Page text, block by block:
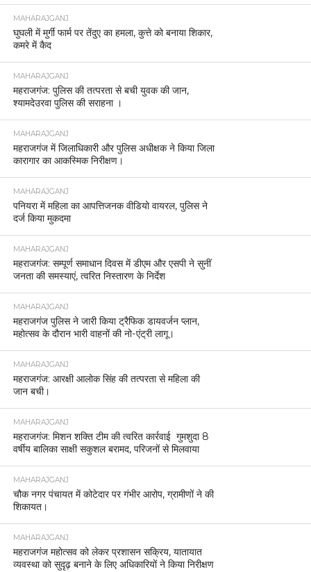
MAHARAJGANJ
घुघली में मुर्गी फार्म पर तेंदुए का हमला, कुत्ते को बनाया शिकार,
कमरे में कैद
MAHARAJGANJ
महराजगंज: पुलिस की तत्परता से बची युवक की जान,
श्यामदेउरवा पुलिस की सराहना ।
MAHARAJGANJ
महराजगंज में जिलाधिकारी और पुलिस अधीक्षक ने किया जिला
कारागार का आकस्मिक निरीक्षण।
MAHARAJGANJ
पनियरा में महिला का आपत्तिजनक वीडियो वायरल, पुलिस ने
दर्ज किया मुकदमा
MAHARAJGANJ
महराजगंज: सम्पूर्ण समाधान दिवस में डीएम और एसपी ने सुनीं
जनता की समस्याएं, त्वरित निस्तारण के निर्देश
MAHARAJGANJ
महराजगंज पुलिस ने जारी किया ट्रैफिक डायवर्जन प्लान,
महोत्सव के दौरान भारी वाहनों की नो-एंट्री लागू।
MAHARAJGANJ
महराजगंज: आरक्षी आलोक सिंह की तत्परता से महिला की
जान बची।
MAHARAJGANJ
महराजगंज: मिशन शक्ति टीम की त्वरित कार्रवाई गुमशुदा 8
वर्षीय बालिका साक्षी सकुशल बरामद, परिजनों से मिलवाया
MAHARAJGANJ
चौक नगर पंचायत में कोटेदार पर गंभीर आरोप, ग्रामीणों ने की
शिकायत।
MAHARAJGANJ
महराजगंज महोत्सव को लेकर प्रशासन सक्रिय, यातायात
व्यवस्था को सुदृढ़ बनाने के लिए अधिकारियों ने किया निरीक्षण